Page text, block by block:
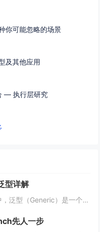
你可能忽略的场景
及其他应用
— 执行层研究
型详解
前言 在 Sui 区块链 Move 语言中，泛型（Generic）是一个强大的工具，它允许开发者在编写代码时进行类型或属性的抽象替代。这种抽象极大地提高了代码的灵活性，减少了重复逻辑，并提升了代码的可扩展性。本文将深入探讨 Move 中的...
先人一步